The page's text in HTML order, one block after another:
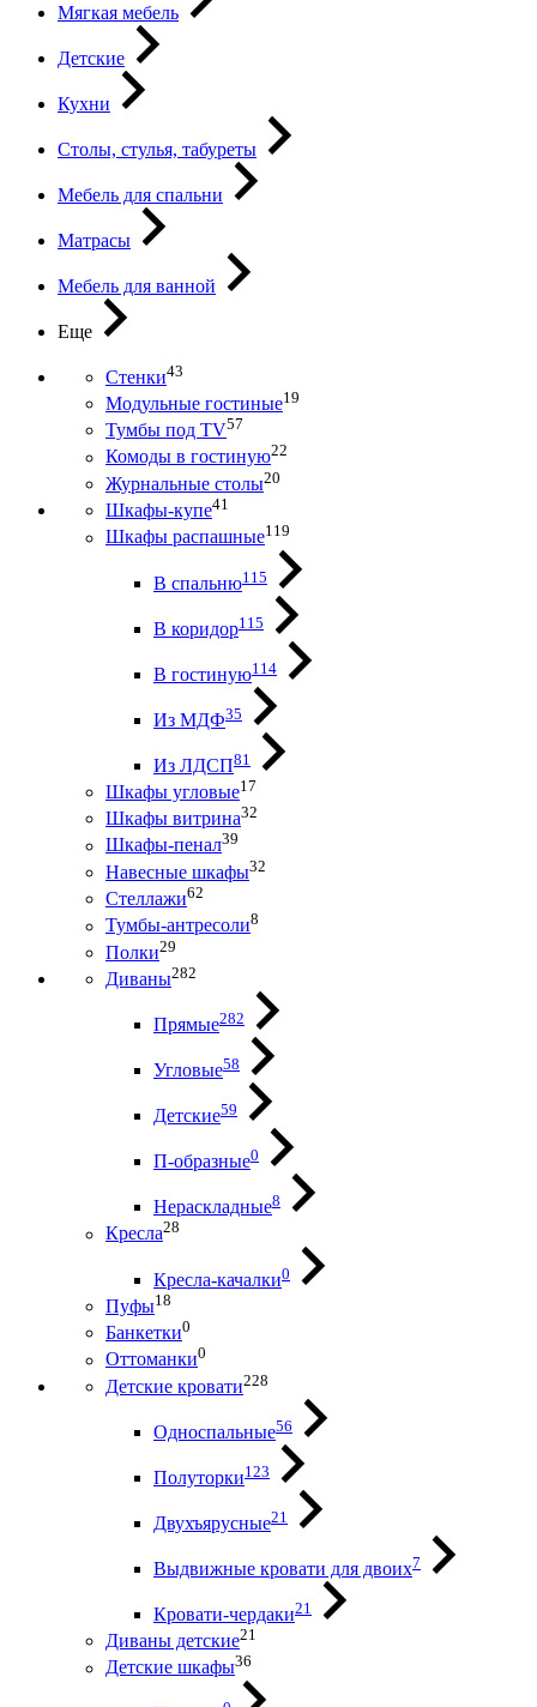
Мягкая мебель
Детские
Кухни
Столы, стулья, табуреты
Мебель для спальни
Матрасы
Мебель для ванной
Еще
Стенки43
Модульные гостиные19
Тумбы под ТV57
Комоды в гостиную22
Журнальные столы20
Шкафы-купе41
Шкафы распашные119
В спальню115
В коридор115
В гостиную114
Из МДФ35
Из ЛДСП81
Шкафы угловые17
Шкафы витрина32
Шкафы-пенал39
Навесные шкафы32
Стеллажи62
Тумбы-антресоли8
Полки29
Диваны282
Прямые282
Угловые58
Детские59
П-образные0
Нераскладные8
Кресла28
Кресла-качалки0
Пуфы18
Банкетки0
Оттоманки0
Детские кровати228
Односпальные56
Полуторки123
Двухъярусные21
Выдвижные кровати для двоих7
Кровати-чердаки21
Диваны детские21
Детские шкафы36